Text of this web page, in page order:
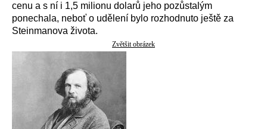
cenu a s ní i 1,5 milionu dolarů jeho pozůstalým
ponechala, neboť o udělení bylo rozhodnuto ještě za
Steinmanova života.
Zvětšit obrázek